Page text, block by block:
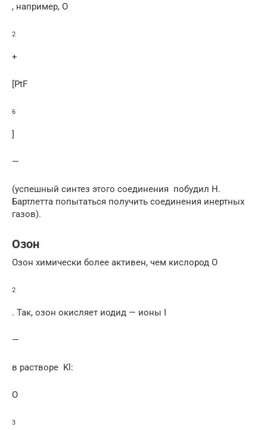
, например, O
2
+
[PtF
6
]
—
(успешный синтез этого соединения побудил Н.
Бартлетта попытаться получить соединения инертных
газов).
Озон
Озон химически более активен, чем кислород O
2
. Так, озон окисляет иодид — ионы I
—
в растворе Kl:
O
3